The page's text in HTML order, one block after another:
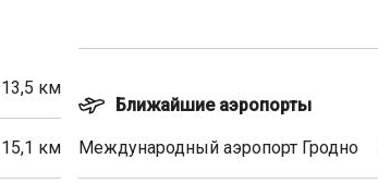
13,5 км
15,1 км
Ближайшие аэропорты
Международный аэропорт Гродно